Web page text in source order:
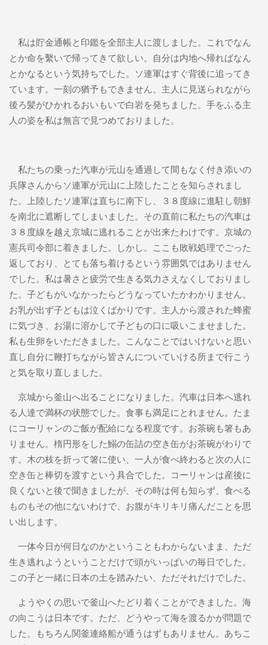
私は貯金通帳と印鑑を全部主人に渡しました。これでなん
とか命を繫いで帰ってきて欲しい。自分は内地へ帰ればなん
とかなるという気持ちでした。ソ連軍はすぐ背後に追ってき
ています。一刻の猶予もできません。主人に見送られながら
後ろ髪がひかれるおいもいで白岩を発ちました。手をふる主
人の姿を私は無言で見つめておりました。
私たちの乗った汽車が元山を通過して間もなく付き添いの
兵隊さんからソ連軍が元山に上陸したことを知らされまし
た。上陸したソ連軍は直ちに南下し、３８度線に進駐し朝鮮
を南北に遮断してしまいました。その直前に私たちの汽車は
３８度線を越え京城に逃れることが出来たわけです。京城の
憲兵司令部に着きました。しかし。ここも敗戦処理でごった
返しており、とても落ち着けるという雰囲気ではありません
でした。私は暑さと疲労で生きる気力さえなくしておりまし
た。子どもがいなかったらどうなっていたかわかりません。
お乳が出ず子どもは泣くばかりです。主人から渡された蜂蜜
に気づき、お湯に溶かして子どもの口に吸いこませました。
私も生卵をいただきました。こんなことではいけないと思い
直し自分に鞭打ちながら皆さんについていける所まで行こう
と気を取り直しました。
京城から釜山へ出ることになりました。汽車は日本へ逃れ
る人達で満杯の状態でした。食事も満足にとれません。たま
にコーリャンのご飯が配給になる程度です。お茶碗も箸もあ
りません。楕円形をした鰯の缶詰の空き缶がお茶碗がわりで
す。木の枝を折って箸に使い、一人が食べ終わると次の人に
空き缶と棒切を渡すという具合でした。コーリャンは産後に
良くないと後で聞きましたが、その時は何も知らず、食べる
ものもその他にないわけで、お腹がキリキリ痛んだことを思
い出します。
一体今日が何日なのかということもわからないまま、ただ
生き逃れようということだけで頭がいっぱいの毎日でした。
この子と一緒に日本の土を踏みたい、ただそれだけでした。
ようやくの思いで釜山へたどり着くことができました。海
の向こうは日本です。ただ、どうやって海を渡るかが問題で
した。もちろん関釜連絡船が通うはずもありません。あちこ